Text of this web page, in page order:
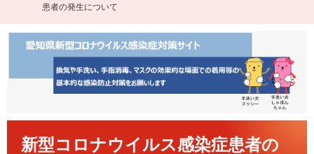
文
患者の発生について
新型コロナウイルス感染症患者の